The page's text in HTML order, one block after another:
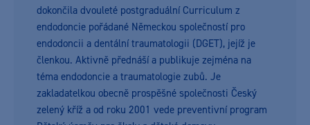
dokončila dvouleté postgraduální Curriculum z
endodoncie pořádané Německou společností pro
endodoncii a dentální traumatologii (DGET), jejíž je
členkou. Aktivně přednáší a publikuje zejména na
téma endodoncie a traumatologie zubů. Je
zakladatelkou obecně prospěšné společnosti Český
zelený kříž a od roku 2001 vede preventivní program